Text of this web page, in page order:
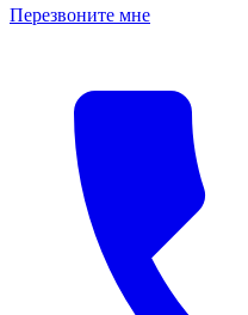
Перезвоните мне